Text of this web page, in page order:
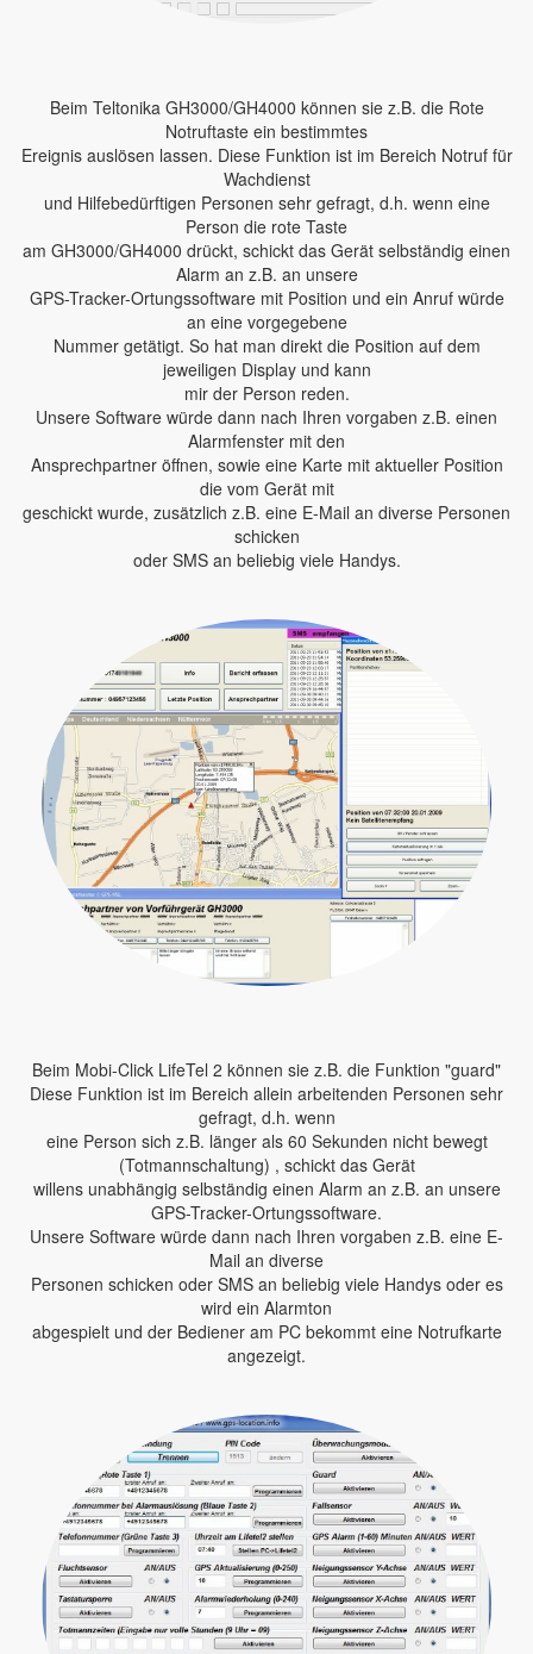
Beim Teltonika GH3000/GH4000 können sie z.B. die Rote
Notruftaste ein bestimmtes
Ereignis auslösen lassen. Diese Funktion ist im Bereich Notruf für
Wachdienst
und Hilfebedürftigen Personen sehr gefragt, d.h. wenn eine
Person die rote Taste
am GH3000/GH4000 drückt, schickt das Gerät selbständig einen
Alarm an z.B. an unsere
GPS-Tracker-Ortungssoftware mit Position und ein Anruf würde
an eine vorgegebene
Nummer getätigt. So hat man direkt die Position auf dem
jeweiligen Display und kann
mir der Person reden.
Unsere Software würde dann nach Ihren vorgaben z.B. einen
Alarmfenster mit den
Ansprechpartner öffnen, sowie eine Karte mit aktueller Position
die vom Gerät mit
geschickt wurde, zusätzlich z.B. eine E-Mail an diverse Personen
schicken
oder SMS an beliebig viele Handys.
Beim Mobi-Click LifeTel 2 können sie z.B. die Funktion "guard"
Diese Funktion ist im Bereich allein arbeitenden Personen sehr
gefragt, d.h. wenn
eine Person sich z.B. länger als 60 Sekunden nicht bewegt
(Totmannschaltung) , schickt das Gerät
willens unabhängig selbständig einen Alarm an z.B. an unsere
GPS-Tracker-Ortungssoftware.
Unsere Software würde dann nach Ihren vorgaben z.B. eine E-
Mail an diverse
Personen schicken oder SMS an beliebig viele Handys oder es
wird ein Alarmton
abgespielt und der Bediener am PC bekommt eine Notrufkarte
angezeigt.